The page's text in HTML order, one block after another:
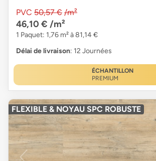
PVC 50,57 € /m²
46,10 € /m²
1 Paquet: 1,76 m² à 81,14 €
Délai de livraison: 12 Journées
ÉCHANTILLON
PREMIUM
FLEXIBLE & NOYAU SPC ROBUSTE